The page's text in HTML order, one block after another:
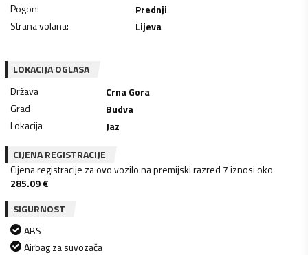
Pogon:
Prednji
Strana volana: Lijeva
LOKACIJA OGLASA
Država
Crna Gora
Grad
Budva
Lokacija
Jaz
CIJENA REGISTRACIJE
Cijena registracije za ovo vozilo na premijski razred 7 iznosi oko
285.09€
SIGURNOST
ABS
Airbag za suvozača